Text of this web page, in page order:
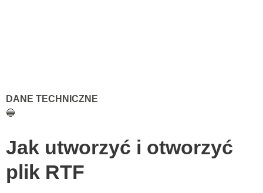
DANE TECHNICZNE
🔵
Jak utworzyć i otworzyć
plik RTF